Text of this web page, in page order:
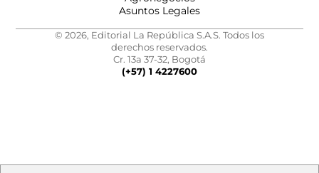
Asuntos Legales
© 2026, Editorial La República S.A.S. Todos los
derechos reservados.
Cr. 13a 37-32, Bogotá
(+57) 1 4227600